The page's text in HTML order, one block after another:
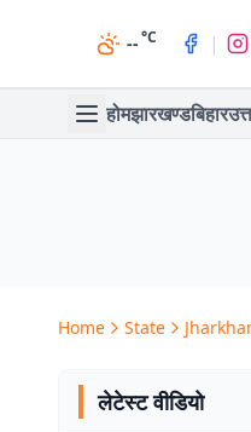
--°C |
होमझारखण्डबिहार
Home State
लेटेस्ट वीडियो